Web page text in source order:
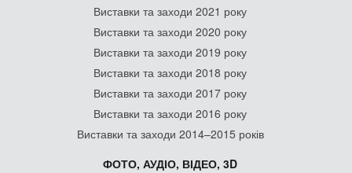
Виставки та заходи 2021 року
Виставки та заходи 2020 року
Виставки та заходи 2019 року
Виставки та заходи 2018 року
Виставки та заходи 2017 року
Виставки та заходи 2016 року
Виставки та заходи 2014–2015 років
ФОТО, АУДІО, ВІДЕО, 3D